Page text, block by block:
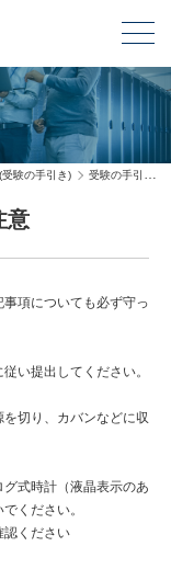
験の手引き) 受験の手引き
意
項についても必ず守っ
い提出してください。
切り、カバンなどに収
グ式時計（液晶表示のあ
ください。
認ください